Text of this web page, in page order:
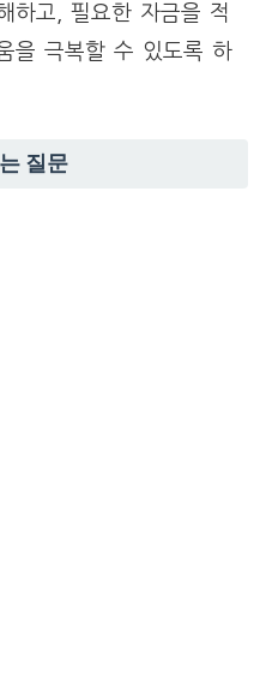
하고, 필요한 자금을 적
을 극복할 수 있도록 하
질문